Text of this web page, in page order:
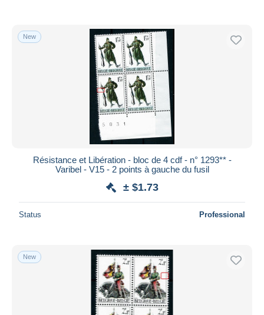
New
Résistance et Libération - bloc de 4 cdf - n° 1293** -
Varibel - V15 - 2 points à gauche du fusil
± $1.73
Status Professional
New